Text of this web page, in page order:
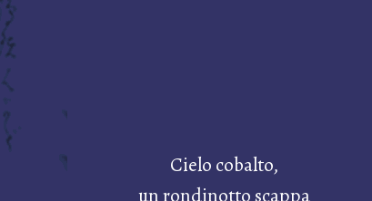
Cielo cobalto,
un rondinotto scappa